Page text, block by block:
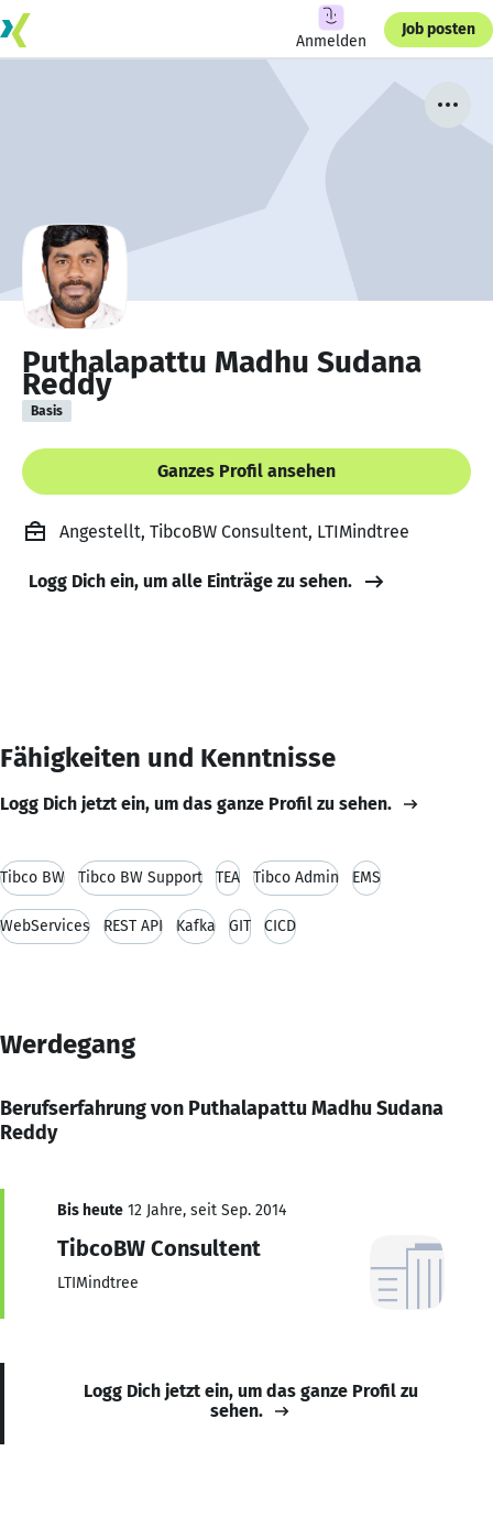
Anmelden
Job posten
Puthalapattu Madhu Sudana
Reddy
Basis
Ganzes Profil ansehen
Angestellt, TibcoBW Consultent, LTIMindtree
Logg Dich ein, um alle Einträge zu sehen.
Fähigkeiten und Kenntnisse
Logg Dich jetzt ein, um das ganze Profil zu sehen.
Tibco BW Tibco BW Support TEA Tibco Admin EMS
WebServices REST API Kafka GIT CICD
Werdegang
Berufserfahrung von Puthalapattu Madhu Sudana
Reddy
Bis heute 12 Jahre, seit Sep. 2014
TibcoBW Consultent
LTIMindtree
Logg Dich jetzt ein, um das ganze Profil zu
sehen.